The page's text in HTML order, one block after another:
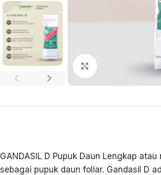
Click to enlarge
GANDASIL D Pupuk Daun Lengkap
sebagai pupuk daun foliar. Gandasil D